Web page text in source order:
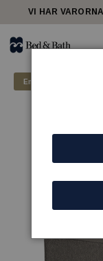
VI HAR
Endast för